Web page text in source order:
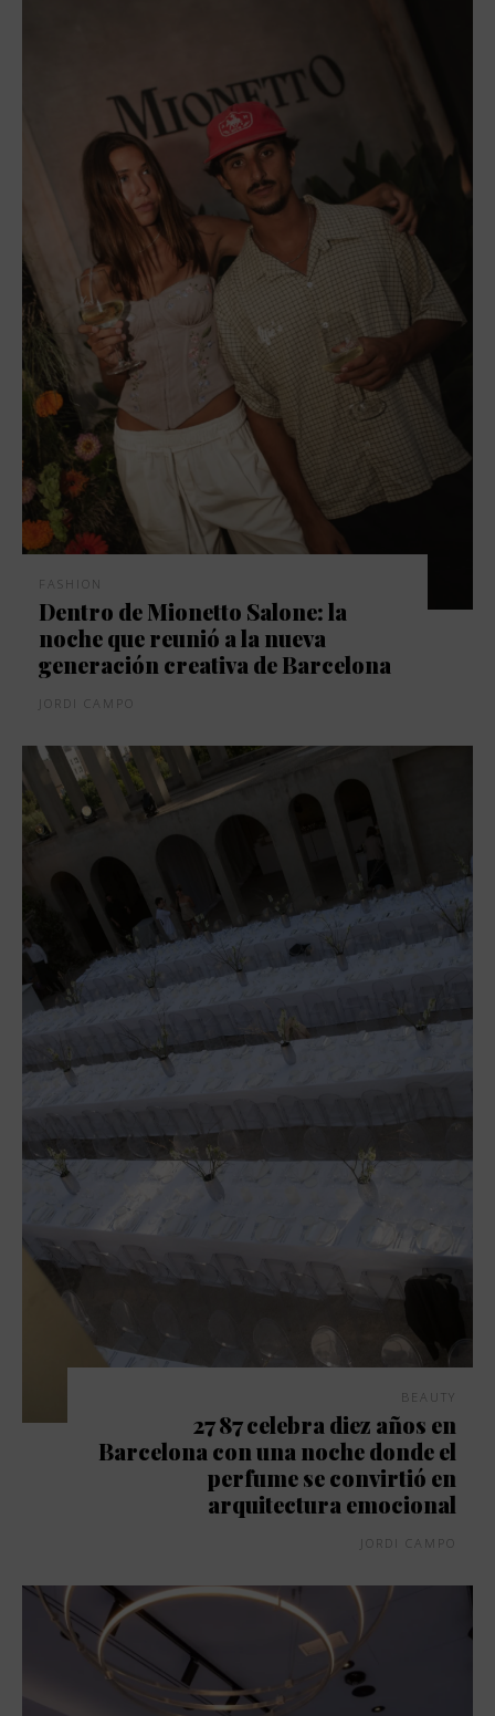
FASHION
Dentro de Mionetto Salone: la
noche que reunió a la nueva
generación creativa de Barcelona
JORDI CAMPO
BEAUTY
27 87 celebra diez años en
Barcelona con una noche donde el
perfume se convirtió en
arquitectura emocional
JORDI CAMPO